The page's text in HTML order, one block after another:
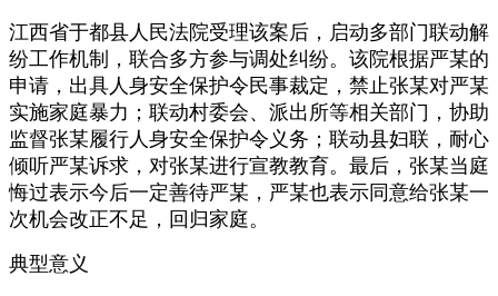
江西省于都县人民法院受理该案后，启动多部门联动解
纷工作机制，联合多方参与调处纠纷。该院根据严某的
申请，出具人身安全保护令民事裁定，禁止张某对严某
实施家庭暴力；联动村委会、派出所等相关部门，协助
监督张某履行人身安全保护令义务；联动县妇联，耐心
倾听严某诉求，对张某进行宣教教育。最后，张某当庭
悔过表示今后一定善待严某，严某也表示同意给张某一
次机会改正不足，回归家庭。
典型意义